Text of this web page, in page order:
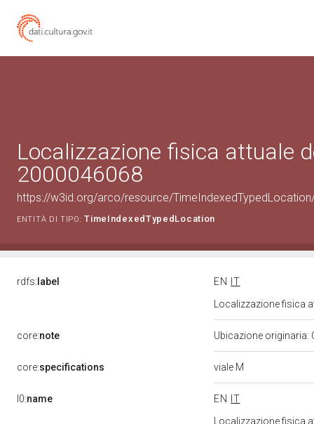
Localizzazione fisica attuale
2000046068
https://w3id.org/arco/resource/
ENTITÀ DI TIPO: TimeIndexedTypedLocation
rdfs: label EN
IT
Localizzazione fisica
core:note Ubicazione originaria:
core:specifications viale M
l0:name EN
IT
Localizzazione fisica